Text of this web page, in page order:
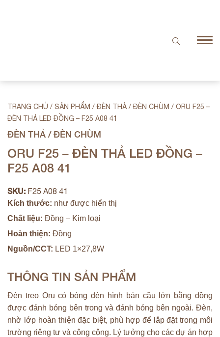
TRANG CHỦ / SẢN PHẨM / ĐÈN THẢ / ĐÈN CHÙM / ORU F25 –
ĐÈN THẢ LED ĐỒNG – F25 A08 41
ĐÈN THẢ / ĐÈN CHÙM
ORU F25 – ĐÈN THẢ LED ĐỒNG –
F25 A08 41
SKU: F25 A08 41
Kích thước: như được hiển thị
Chất liệu: Đồng – Kim loại
Hoàn thiện: Đồng
Nguồn/CCT: LED 1×27,8W
THÔNG TIN SẢN PHẨM
Đèn treo Oru có bóng đèn hình bán cầu lớn bằng đồng
được đánh bóng bên trong và đánh bóng bên ngoài. Đèn,
nhờ lớp hoàn thiện đặc biệt, phù hợp để lắp đặt trong môi
trường riêng tư và công cộng. Lý tưởng cho các dự án hợp